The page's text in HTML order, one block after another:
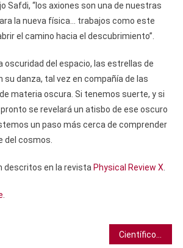
Safdi, “los axiones son una de nuestras
la nueva física… trabajos como este
el camino hacia el descubrimiento”.
oscuridad del espacio, las estrellas de
danza, tal vez en compañía de las
materia oscura. Si tenemos suerte, y si
se revelará un atisbo de ese oscuro
un paso más cerca de comprender
del cosmos.
descritos en la revista Physical Review X